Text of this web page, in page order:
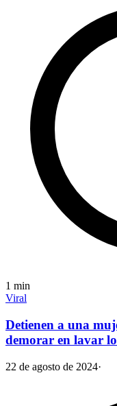
1 min
Viral
Detienen a una
demorar en lavar
22 de agosto de 2024·